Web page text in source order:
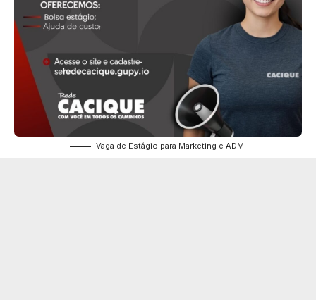
Vaga de Estágio para Marketing e ADM